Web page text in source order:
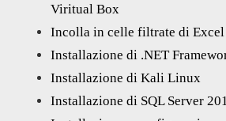
Viritual Box
Incolla in celle filtrate di Excel
Installazione di .NET
Installazione di Kali Linux
Installazione di SQL Server